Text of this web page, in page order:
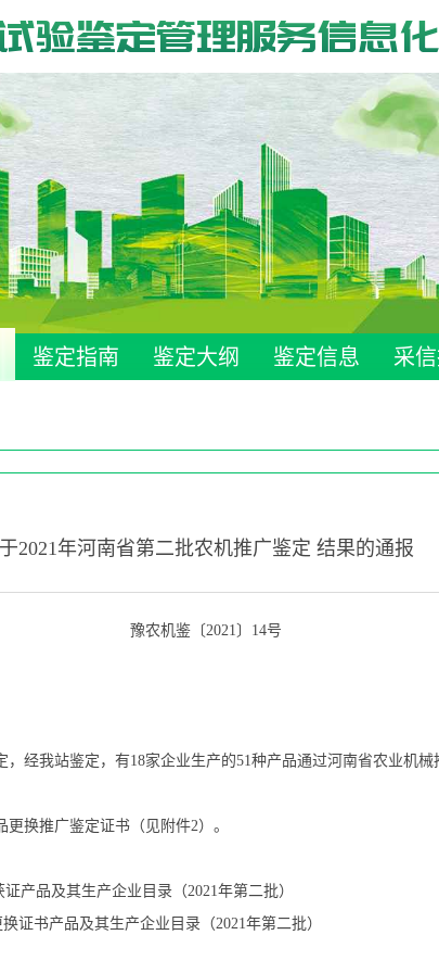
验鉴定管理服务信息
鉴定指南 鉴定大纲 鉴定信息 采
2021年河南省第二批农机推广鉴定 结果的通报
〕14号
我站鉴定，有18家企业生产的51种产品通过河南省农业机械
换推广鉴定证书（见附件2）。
品及其生产企业目录（2021年第二批）
产品及其生产企业目录（2021年第二批）